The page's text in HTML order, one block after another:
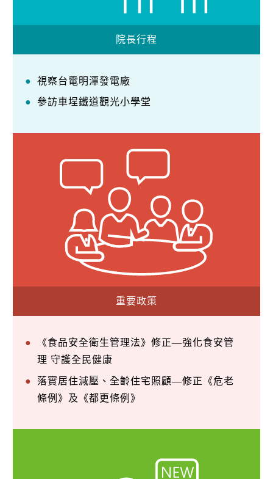
院長行程
視察台電明潭發電廠
參訪車埕鐵道觀光小學堂
重要政策
《食品安全衛生管理法》修正—強化食安管
理 守護全民健康
落實居住減壓、全齡住宅照顧—修正《危老
條例》及《都更條例》